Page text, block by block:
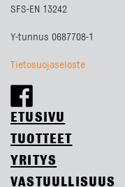
SFS-EN 13242
Y-tunnus 0687708-1
Tietosuojaseloste
ETUSIVU
TUOTTEET
YRITYS
VASTUULLISUUS